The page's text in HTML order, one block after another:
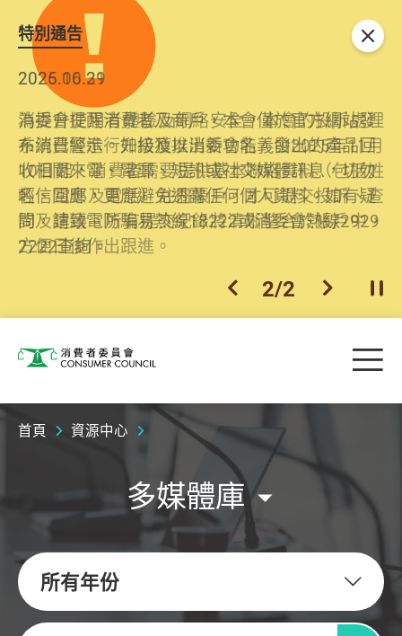
特別通告
2026.06.29
消委會提醒消費者及商戶，本會僅於官方網站發
布消費警示。如接獲以消委會名義發出的產品回
收相關來電、電郵、短訊或社交媒體訊息，切勿
輕信回應，更應避免透露任何個人資料。如有疑
問，請致電防騙易熱線18222或消委會熱線2929
2222查詢。
2025.10.31
為提升使用者體驗及網絡安全，本會的投訴處理
系統已經進行升級及推出新功能。由2025年11月
10日起，消費者需要提供基本聯絡資料（包括姓
名、電郵及電話）註冊帳戶，才可提交投訴、查
詢及建議。所有提交紀錄將清晰整合於帳戶中，
方便日後作出跟進。
上一個
2/2 下一個開
關閉
消費者委員會 目
首頁 資源中心
多媒體庫
所有年份